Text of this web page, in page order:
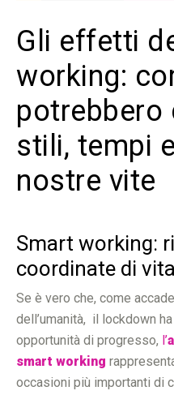
Gli effetti
working:
potrebbero
stili, tempi
nostre vite
Smart working:
coordinate di
Se è vero che, come
dell’umanità, il lockdown
opportunità di progresso, l’
smart working
occasioni più importanti di